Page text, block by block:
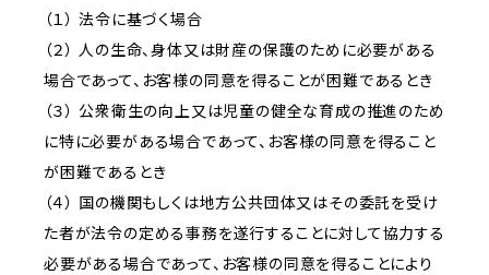
（１） 法令に基づく場合
（２） 人の生命、身体又は財産の保護のために必要がある
場合であって、お客様の同意を得ることが困難であるとき
（３） 公衆衛生の向上又は児童の健全な育成の推進のため
に特に必要がある場合であって、お客様の同意を得ること
が困難であるとき
（４） 国の機関もしくは地方公共団体又はその委託を受け
た者が法令の定める事務を遂行することに対して協力する
必要がある場合であって、お客様の同意を得ることにより